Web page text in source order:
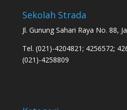
Sekolah Strada
Jl. Gunung Sahari Raya No. 88,
Tel. (021)-4204821; 4256572;
(021)-4258809